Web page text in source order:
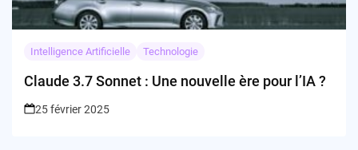
Intelligence Artificielle Technologie
Claude 3.7 Sonnet : Une nouvelle ère pour l’IA ?
25 février 2025